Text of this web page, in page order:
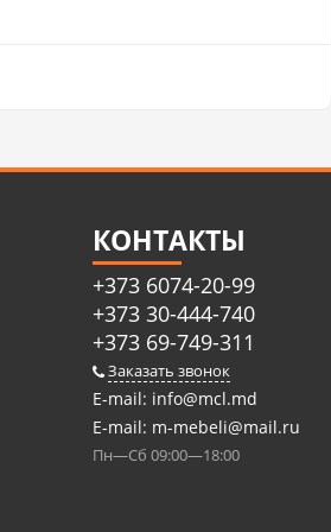
КОНТАКТЫ
+373 6074-20-99
+373 30-444-740
+373 69-749-311
Заказать звонок
E-mail: info@mcl.md
E-mail: m-mebeli@mail.ru
Пн—Сб 09:00—18:00